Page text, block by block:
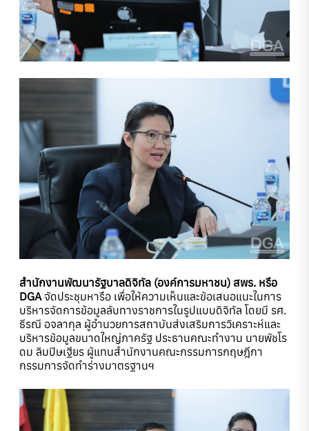
สำนักงานพัฒนารัฐบาลดิจิทัล (องค์การมหาชน) สพร. หรือ
DGAจัดประชุมหารือ เพื่อให้ความเห็นและข้อเสนอแนะในการ
บริหารจัดการข้อมูลลับทางราชการในรูปแบบดิจิทัล โดยมี รศ.
ธีรณี อจลากุล ผู้อำนวยการสถาบันส่งเสริมการวิเคราะห์และ
บริหารข้อมูลขนาดใหญ่ภาครัฐ ประธานคณะทำงาน นายพัชโร
ดม ลิมปิษเฐียร ผู้แทนสำนักงานคณะกรรมการกฤษฎีกา
กรรมการจัดทำร่างมาตรฐานฯ